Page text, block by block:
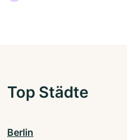
Top Städte
Berlin